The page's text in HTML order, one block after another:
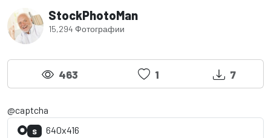
StockPhotoMan
15,294 Фотографии
463 1 7
@captcha
S 640x416